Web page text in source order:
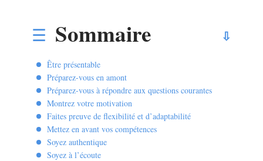
Sommaire
Être présentable
Préparez-vous en amont
Préparez-vous à répondre aux questions courantes
Montrez votre motivation
Faites preuve de flexibilité et d’adaptabilité
Mettez en avant vos compétences
Soyez authentique
Soyez à l’écoute